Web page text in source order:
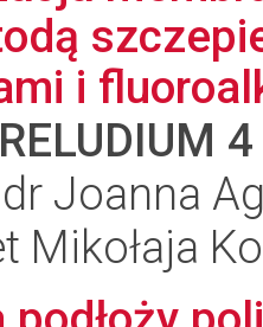
i
4
Joanna
Mikołaja